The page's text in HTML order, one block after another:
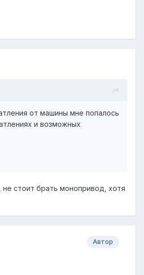
от машины мне попалось
и возможных
стоит брать монопривод, хотя
Автор